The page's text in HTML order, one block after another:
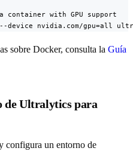
with GPU support
device nvidia.com/gpu=all
sobre Docker, consulta la Guía
de Ultralytics para
configura un entorno de